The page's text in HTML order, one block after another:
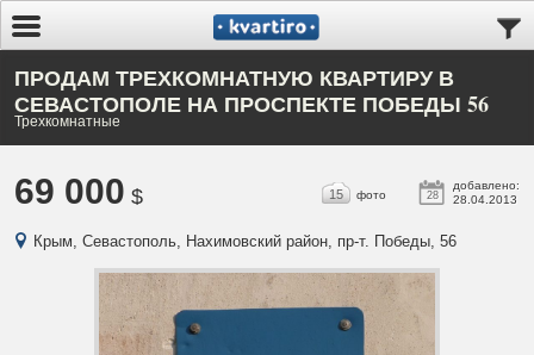
ПРОДАМ ТРЕХКОМНАТНУЮ КВАРТИРУ В
СЕВАСТОПОЛЕ НА ПРОСПЕКТЕ ПОБЕДЫ 56
Трехкомнатные
69 000 $ 28
добавлено:
28.04.2013
15 фото
Крым, Севастополь, Нахимовский район, пр-т. Победы, 56